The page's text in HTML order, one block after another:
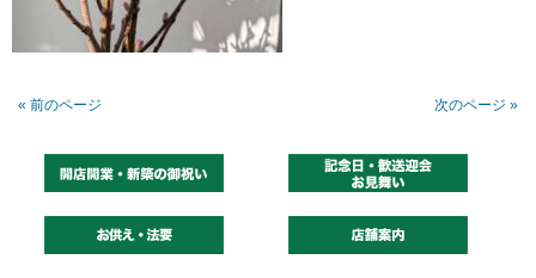
« 前のページ 次のページ »